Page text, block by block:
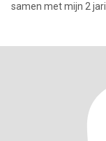
samen met mijn 2